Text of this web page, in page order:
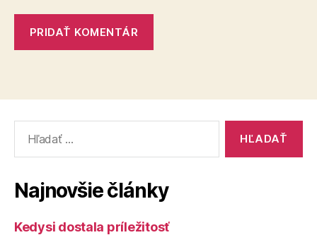
Najnovšie články
Kedysi dostala príležitosť